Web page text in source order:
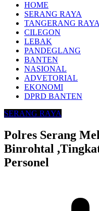
HOME
SERANG RAYA
TANGERANG RAYA
CILEGON
LEBAK
PANDEGLANG
BANTEN
NASIONAL
ADVETORIAL
EKONOMI
DPRD BANTEN
SERANG RAYA
Polres Serang
Binrohtal
Personel